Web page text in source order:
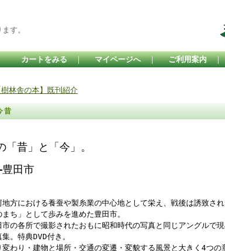
す。
カートをみる ｜ マイページへ ｜ ご利用案内
樹林舎の本】既刊紹介
昔
「昔」と「今」。
田市
地方における養蚕や製糸業の中心地として栄え、戦後は誘致さ
まち」として歩みを進めた豊田市。
市の各所で撮影されたおもに昭和時代の写真と同じアングルで
。特典DVD付き。
変わり・建物と場所・交通の変遷・変貌する風景と大きく4つ